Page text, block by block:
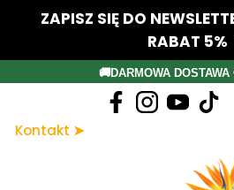
ZAPISZ SIĘ DO
RABAT 5%
Twój adres e-mail
Dołącz do newslettera
Zapisując się, akceptujesz nasz
🚚DARMOWA DOSTAWA
Kontakt ➤